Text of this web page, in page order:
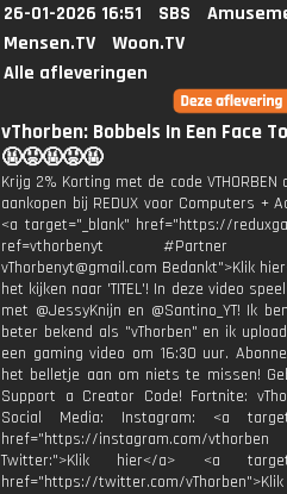
26-01-2026 16:51 SBS
Mensen.TV
Woon.TV
Alle afleveringen
vThorben: Bobbels In Een Face
🤬😡🤬😡🤬
Krijg 2% Korting met de code VTHORBEN
aankopen bij REDUX voor Computers +
<a target="_blank" href="https://
ref=vthorbenyt #Partner
vThorbenyt@gmail.com Bedankt">Klik
het kijken naar 'TITEL'! In deze video
met @JessyKnijn en @Santino_YT! Ik
beter bekend als "vThorben" en ik
een gaming video om 16:30 uur.
het belletje aan om niets te missen!
Support a Creator Code! Fortnite:
Social Media: Instagram: <a
href="https://instagram.com/vthorben
Twitter:">Klik hier</a> <a
href="https://twitter.com/